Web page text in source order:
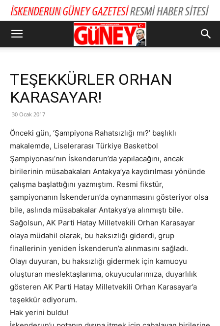
TEŞEKKÜRLER ORHAN
KARASAYAR!
30 Ocak 2017
Önceki gün, ‘Şampiyona Rahatsızlığı mı?’ başlıklı
makalemde, Liselerarası Türkiye Basketbol
Şampiyonası’nın İskenderun’da yapılacağını, ancak
birilerinin müsabakaları Antakya’ya kaydırılması yönünde
çalışma başlattığını yazmıştım. Resmi fikstür,
şampiyonanın İskenderun’da oynanmasını gösteriyor olsa
bile, aslında müsabakalar Antakya’ya alınmıştı bile.
Sağolsun, AK Parti Hatay Milletvekili Orhan Karasayar
olaya müdahil olarak, bu haksızlığı giderdi, grup
finallerinin yeniden İskenderun’a alınmasını sağladı.
Olayı duyuran, bu haksızlığı gidermek için kamuoyu
oluşturan meslektaşlarıma, okuyucularımıza, duyarlılık
gösteren AK Parti Hatay Milletvekili Orhan Karasayar’a
teşekkür ediyorum.
Hak yerini buldu!